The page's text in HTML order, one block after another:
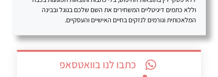
וללא כתמים דיגיטליים המשחירים את השם שלכם בגוגל ובבינה
המלאכותית וגורמים לנזקים בחיים האישיים והעסקיים.
כתבו לנו בוואטסאפ